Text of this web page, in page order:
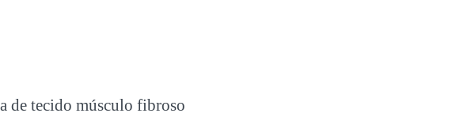
de tecido músculo fibroso